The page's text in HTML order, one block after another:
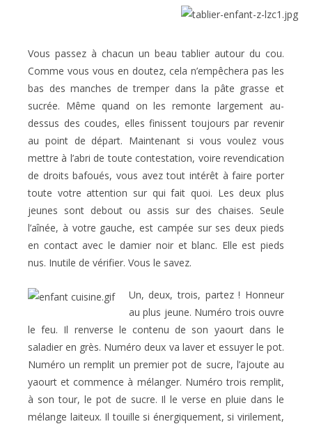
Vous passez à chacun un beau tablier autour du cou.
Comme vous vous en doutez, cela n’empêchera pas les
bas des manches de tremper dans la pâte grasse et
sucrée. Même quand on les remonte largement au-
dessus des coudes, elles finissent toujours par revenir
au point de départ. Maintenant si vous voulez vous
mettre à l’abri de toute contestation, voire revendication
de droits bafoués, vous avez tout intérêt à faire porter
toute votre attention sur qui fait quoi. Les deux plus
jeunes sont debout ou assis sur des chaises. Seule
l’aînée, à votre gauche, est campée sur ses deux pieds
en contact avec le damier noir et blanc. Elle est pieds
nus. Inutile de vérifier. Vous le savez.
Un, deux, trois, partez ! Honneur
au plus jeune. Numéro trois ouvre
le feu. Il renverse le contenu de son yaourt dans le
saladier en grès. Numéro deux va laver et essuyer le pot.
Numéro un remplit un premier pot de sucre, l’ajoute au
yaourt et commence à mélanger. Numéro trois remplit,
à son tour, le pot de sucre. Il le verse en pluie dans le
mélange laiteux. Il touille si énergiquement, si virilement,